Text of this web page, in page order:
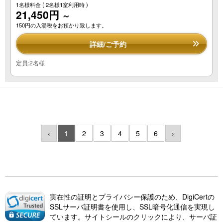
1名様料金( 2名様1室利用時 )
21,450円 ～
150円の入湯税をお預かり致します。
詳細/ご予約
定員:2名様
‹ 1 2 3 4 5 6 ›
実在性の証明とプライバシー保護のため、DigiCertの
SSLサーバ証明書を使用し、SSL暗号化通信を実現し
ています。サイトシールのクリックにより、サーバ証